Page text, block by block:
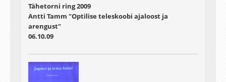
Tähetorni ring 2009
Antti Tamm "Optilise teleskoobi ajaloost ja
arengust"
06.10.09